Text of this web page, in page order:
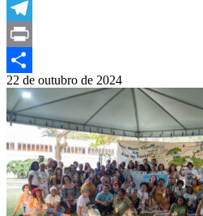
LinkedIn
Telegram
Print
Compartilhar
22 de outubro de 2024